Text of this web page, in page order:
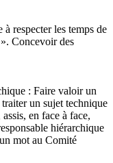
respecter les temps de
Concevoir des
: Faire valoir un
un sujet technique
en face à face,
hiérarchique
mot au Comité